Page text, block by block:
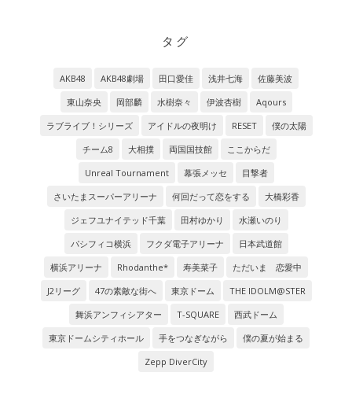
タグ
AKB48 AKB48劇場 田口愛佳 浅井七海
佐藤美波
東山奈央
岡部麟 水樹奈々 伊波杏樹
Aqours
ラブライブ！シリーズ
アイドルの夜明け RESET
僕の太陽
チーム8
大相撲 両国国技館
ここからだ
Unreal Tournament
幕張メッセ
目撃者
さいたまスーパーアリーナ
何回だって恋をする
大橋彩香
ジェフユナイテッド千葉
田村ゆかり
水瀬いのり
パシフィコ横浜
フクダ電子アリーナ
日本武道館
横浜アリーナ
Rhodanthe* 寿美菜子
ただいま 恋愛中
J2リーグ
47の素敵な街へ 東京ドーム
THE IDOLM@STER
舞浜アンフィシアター
T-SQUARE
西武ドーム
東京ドームシティホール
手をつなぎながら
僕の夏が始まる
Zepp DiverCity